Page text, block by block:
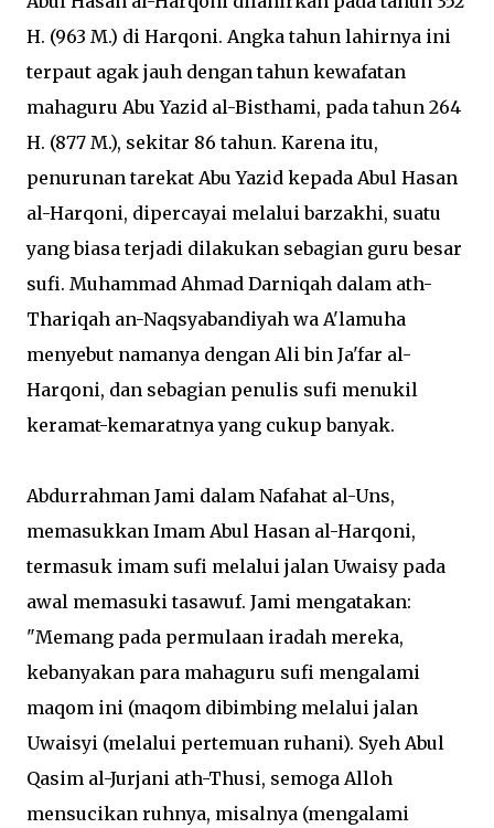
H. (963 M.) di Harqoni. Angka tahun lahirnya ini
terpaut agak jauh dengan tahun kewafatan
mahaguru Abu Yazid al-Bisthami, pada tahun 264
H. (877 M.), sekitar 86 tahun. Karena itu,
penurunan tarekat Abu Yazid kepada Abul Hasan
al-Harqoni, dipercayai melalui barzakhi, suatu
yang biasa terjadi dilakukan sebagian guru besar
sufi. Muhammad Ahmad Darniqah dalam ath-
Thariqah an-Naqsyabandiyah wa A'lamuha
menyebut namanya dengan Ali bin Ja'far al-
Harqoni, dan sebagian penulis sufi menukil
keramat-kemaratnya yang cukup banyak.
Abdurrahman Jami dalam Nafahat al-Uns,
memasukkan Imam Abul Hasan al-Harqoni,
termasuk imam sufi melalui jalan Uwaisy pada
awal memasuki tasawuf. Jami mengatakan:
"Memang pada permulaan iradah mereka,
kebanyakan para mahaguru sufi mengalami
maqom ini (maqom dibimbing melalui jalan
Uwaisyi (melalui pertemuan ruhani). Syeh Abul
Qasim al-Jurjani ath-Thusi, semoga Alloh
mensucikan ruhnya, misalnya (mengalami